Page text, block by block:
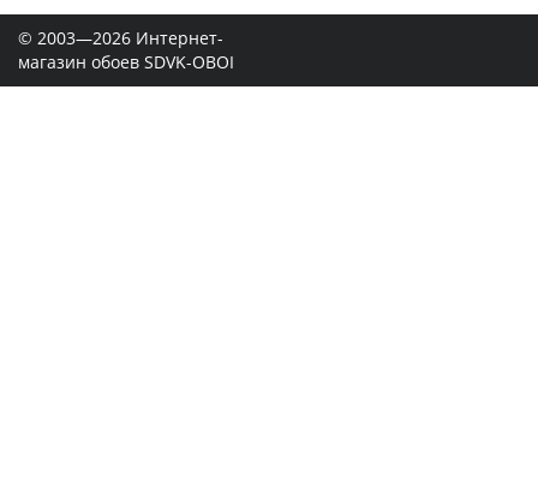
© 2003—2026 Интернет-
магазин обоев SDVK-OBOI